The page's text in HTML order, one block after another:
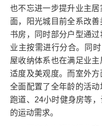
也不忘进一步提升业主
面，阳光城目前全系改
书房，同时部分户型通
业主按需进行分合。同
屋收纳体系也在满足业
适度及美观度。而室外
全面配置了全年龄的活
跑道、24小时健身房等
的运动需求。